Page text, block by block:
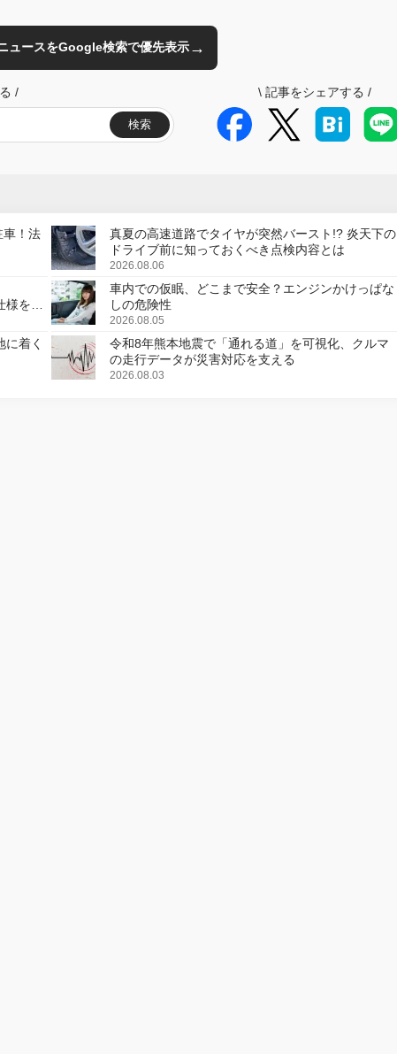
ュースをGoogle検索で優先表示→
/
検索
\ 記事をシェアする /
車！法
真夏の高速道路でタイヤが突然バースト!? 炎天下の
ドライブ前に知っておくべき点検内容とは
2026.08.06
を変
車内での仮眠、どこまで安全？エンジンかけっぱな
しの危険性
2026.08.05
着く
令和8年熊本地震で「通れる道」を可視化、クルマ
の走行データが災害対応を支える
2026.08.03